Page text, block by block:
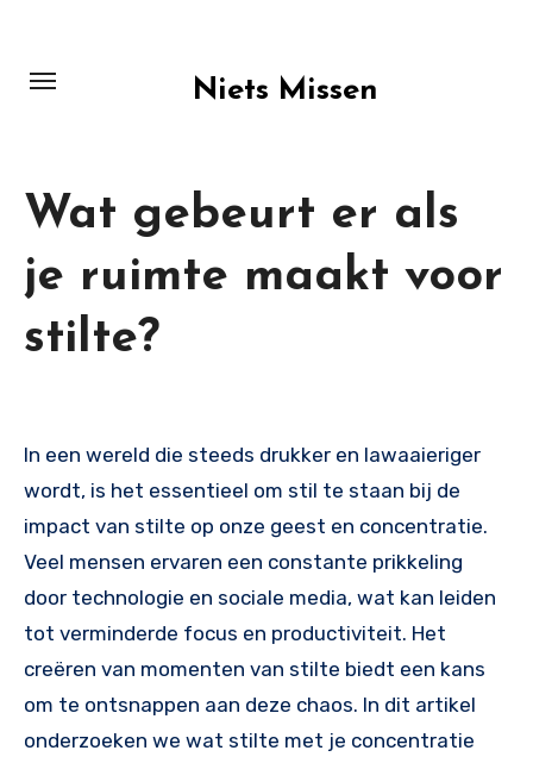
content
Niets Missen
Wat gebeurt er als
je ruimte maakt voor
stilte?
In een wereld die steeds drukker en lawaaieriger
wordt, is het essentieel om stil te staan bij de
impact van stilte op onze geest en concentratie.
Veel mensen ervaren een constante prikkeling
door technologie en sociale media, wat kan leiden
tot verminderde focus en productiviteit. Het
creëren van momenten van stilte biedt een kans
om te ontsnappen aan deze chaos. In dit artikel
onderzoeken we wat stilte met je concentratie